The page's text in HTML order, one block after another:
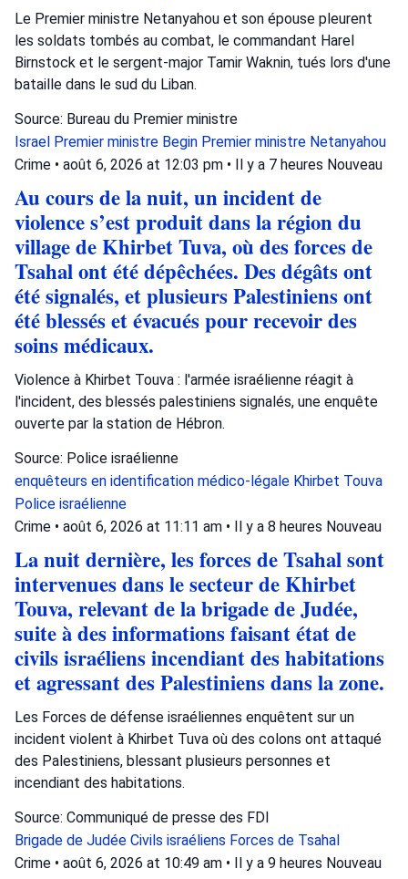
Le Premier ministre Netanyahou et son épouse pleurent
les soldats tombés au combat, le commandant Harel
Birnstock et le sergent-major Tamir Waknin, tués lors d'une
bataille dans le sud du Liban.
Source: Bureau du Premier ministre
Israel Premier ministre Begin Premier ministre Netanyahou
Crime • août 6, 2026 at 12:03 pm • Il y a 7 heures Nouveau
Au cours de la nuit, un incident de
violence s’est produit dans la région du
village de Khirbet Tuva, où des forces de
Tsahal ont été dépêchées. Des dégâts ont
été signalés, et plusieurs Palestiniens ont
été blessés et évacués pour recevoir des
soins médicaux.
Violence à Khirbet Touva : l'armée israélienne réagit à
l'incident, des blessés palestiniens signalés, une enquête
ouverte par la station de Hébron.
Source: Police israélienne
enquêteurs en identification médico-légale Khirbet Touva
Police israélienne
Crime • août 6, 2026 at 11:11 am • Il y a 8 heures Nouveau
La nuit dernière, les forces de Tsahal sont
intervenues dans le secteur de Khirbet
Touva, relevant de la brigade de Judée,
suite à des informations faisant état de
civils israéliens incendiant des habitations
et agressant des Palestiniens dans la zone.
Les Forces de défense israéliennes enquêtent sur un
incident violent à Khirbet Tuva où des colons ont attaqué
des Palestiniens, blessant plusieurs personnes et
incendiant des habitations.
Source: Communiqué de presse des FDI
Brigade de Judée Civils israéliens Forces de Tsahal
Crime • août 6, 2026 at 10:49 am • Il y a 9 heures Nouveau